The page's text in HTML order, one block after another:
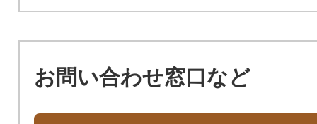
お問い合わせ窓口など